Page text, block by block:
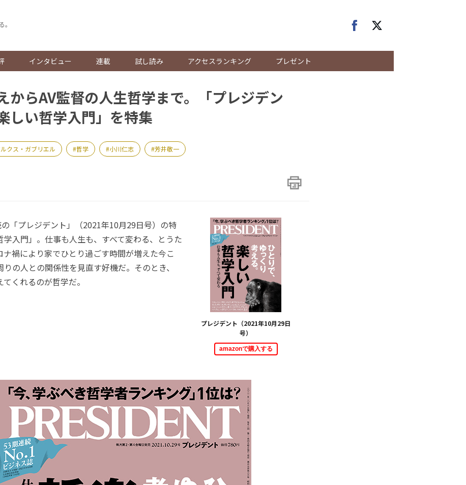
。
インタビュー 連載 試し読み アクセスランキング プレゼント
からAV監督の人生哲学まで。「プレジデン
しい哲学入門」を特集
クス・ガブリエル 哲学 小川仁志 芳井敬一
プレジデント（2021年10月29日
号）
amazonで購入する
「プレジデント」（2021年10月29日号）の特
学入門」。仕事も人生も、すべて変わる、とうた
ナ禍により家でひとり過ごす時間が増えた今こ
の人との関係性を見直す好機だ。そのとき、
くれるのが哲学だ。